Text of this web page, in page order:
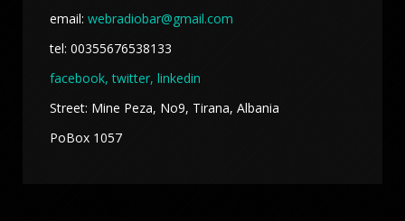
email: webradiobar@gmail.com
tel: 00355676538133
facebook, twitter, linkedin
Street: Mine Peza, No9, Tirana, Albania
PoBox 1057